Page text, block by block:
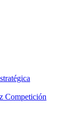
Competición